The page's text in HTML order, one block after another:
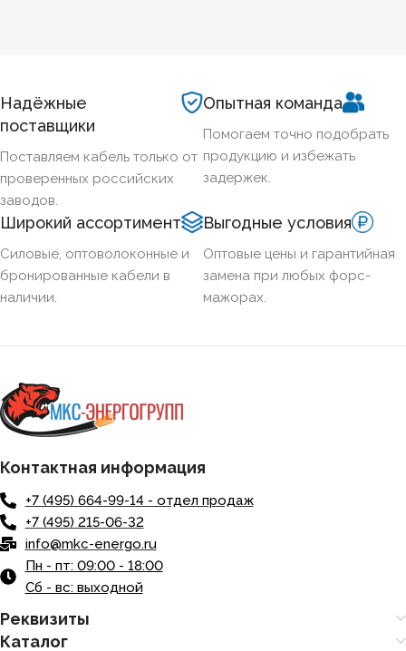
КОД ТОВАРА
Надёжные
поставщики
Поставляем кабель только от
проверенных российских
заводов.
Опытная команда
Помогаем точно подобрать
продукцию и избежать
задержек.
Широкий ассортимент
Силовые, оптоволоконные и
бронированные кабели в
наличии.
Выгодные условия
Оптовые цены и гарантийная
замена при любых форс-
мажорах.
Контактная информация
+7 (495) 664-99-14 - отдел продаж
+7 (495) 215-06-32
info@mkc-energo.ru
Пн - пт: 09:00 - 18:00
Сб - вс: выходной
Реквизиты
Каталог